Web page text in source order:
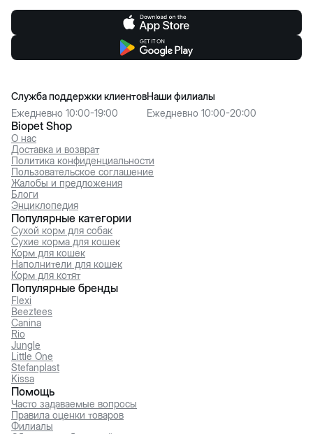
Biopet Shop
О нас
Доставка и возврат
Политика конфиденциальности
Пользовательское соглашение
Жалобы и предложения
Блоги
Энциклопедия
Служба поддержки клиентов
Ежедневно 10:00-19:00
Наши филиалы
Ежедневно 10:00-20:00
Популярные категории
Сухой корм для собак
Сухие корма для кошек
Корм для кошек
Наполнители для кошек
Корм для котят
Популярные бренды
Flexi
Beeztees
Canina
Rio
Jungle
Little One
Stefanplast
Kissa
Помощь
Часто задаваемые вопросы
Правила оценки товаров
Филиалы